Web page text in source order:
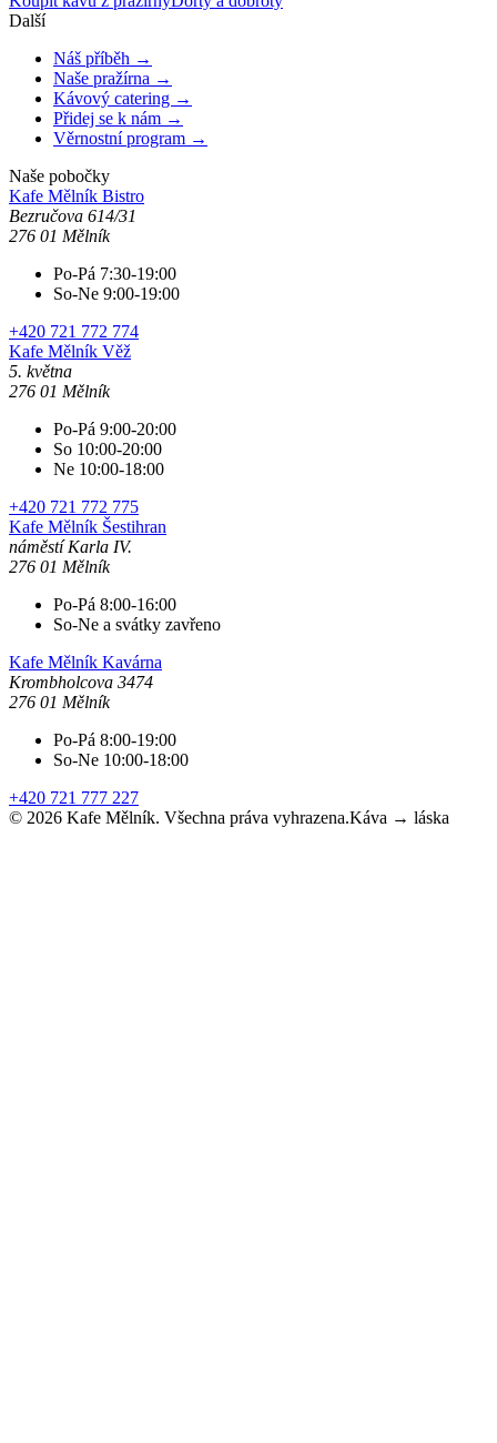
Další
Náš příběh →
Naše pražírna →
Kávový catering →
Přidej se k nám →
Věrnostní program →
Naše pobočky
Kafe Mělník Bistro
Bezručova 614/31
276 01 Mělník
Po-Pá 7:30-19:00
So-Ne 9:00-19:00
+420 721 772 774
Kafe Mělník Věž
5. května
276 01 Mělník
Po-Pá 9:00-20:00
So 10:00-20:00
Ne 10:00-18:00
+420 721 772 775
Kafe Mělník Šestihran
náměstí Karla IV.
276 01 Mělník
Po-Pá 8:00-16:00
So-Ne a svátky zavřeno
Kafe Mělník Kavárna
Krombholcova 3474
276 01 Mělník
Po-Pá 8:00-19:00
So-Ne 10:00-18:00
+420 721 777 227
© 2026 Kafe Mělník. Všechna práva vyhrazena.Káva → láska